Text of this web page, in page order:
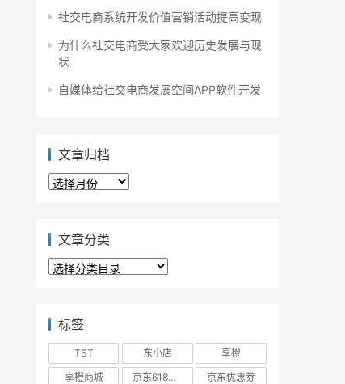
社交电商系统开发价值营销活动提高变现
为什么社交电商受大家欢迎历史发展与现
状
自媒体给社交电商发展空间APP软件开发
文章归档
文
文章分类
文
标签
TST 东小店
享橙
享橙商城
京东618大促优惠券
京东优惠券